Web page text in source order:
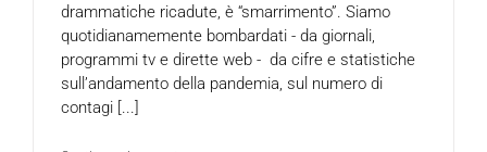
drammatiche ricadute, è “smarrimento”. Siamo
quotidianamemente bombardati - da giornali,
programmi tv e dirette web - da cifre e statistiche
sull’andamento della pandemia, sul numero di
contagi [...]